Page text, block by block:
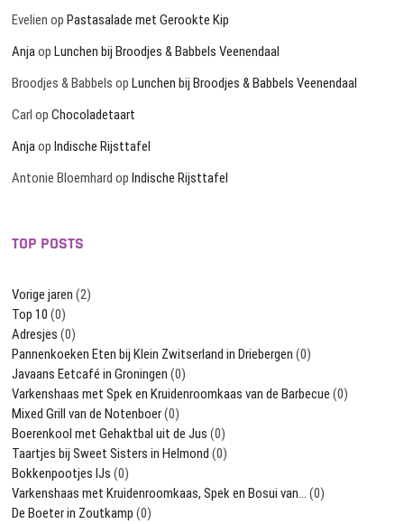
Evelien opPastasalade met Gerookte Kip
AnjaopLunchen bij Broodjes & Babbels Veenendaal
Broodjes & Babbels opLunchen bij Broodjes & Babbels Veenendaal
Carl opChocoladetaart
AnjaopIndische Rijsttafel
Antonie Bloemhard opIndische Rijsttafel
TOP POSTS
Vorige jaren (2)
Top 10 (0)
Adresjes (0)
Pannenkoeken Eten bij Klein Zwitserland in Driebergen (0)
Javaans Eetcafé in Groningen (0)
Varkenshaas met Spek en Kruidenroomkaas van de Barbecue (0)
Mixed Grill van de Notenboer(0)
Boerenkool met Gehaktbal uit de Jus (0)
Taartjes bij Sweet Sisters in Helmond (0)
Bokkenpootjes IJs (0)
Varkenshaas met Kruidenroomkaas, Spek en Bosui van… (0)
De Boeter in Zoutkamp (0)